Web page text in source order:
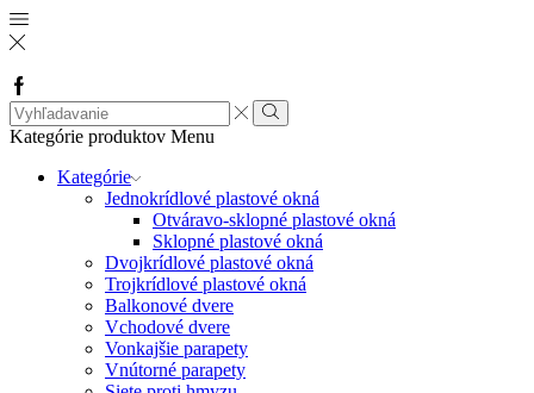
Facebook
Search
input
Vyhľadávanie
Kategórie produktov Menu
Kategórie
Jednokrídlové plastové okná
Otváravo-sklopné plastové okná
Sklopné plastové okná
Dvojkrídlové plastové okná
Trojkrídlové plastové okná
Balkonové dvere
Vchodové dvere
Vonkajšie parapety
Vnútorné parapety